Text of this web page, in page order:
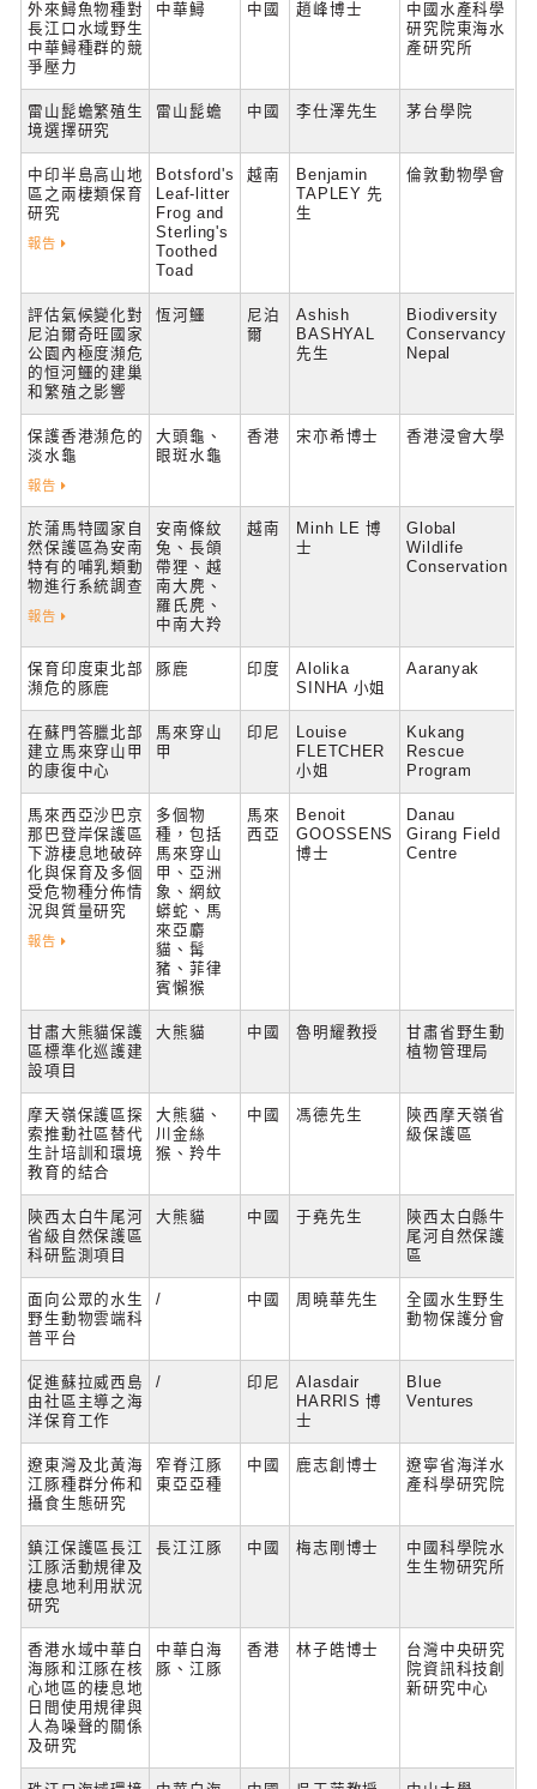
外來鱘魚物種對
長江口水域野生
中華鱘種群的競
爭壓力
中華鱘 中國 趙峰博士
中國水產科學
研究院東海水
產研究所
雷山髭蟾繁殖生
境選擇研究
雷山髭蟾 中國 李仕澤先生 茅台學院
中印半島高山地
區之兩棲類保育
研究
報告
Botsford's
Leaf-litter
Frog and
Sterling's
Toothed
Toad
越南
Benjamin
TAPLEY 先
生
倫敦動物學會
評估氣候變化對
尼泊爾奇旺國家
公園內極度瀕危
的恒河鱷的建巢
和繁殖之影響
恆河鱷
尼泊
爾
Ashish
BASHYAL
先生
Biodiversity
Conservancy
Nepal
保護香港瀕危的
淡水龜
報告
大頭龜、
眼斑水龜
香港 宋亦希博士 香港浸會大學
於蒲馬特國家自
然保護區為安南
特有的哺乳類動
物進行系統調查
報告
安南條紋
兔、長頜
帶狸、越
南大麂、
羅氏麂、
中南大羚
越南
Minh LE 博
士
Global
Wildlife
Conservation
保育印度東北部
瀕危的豚鹿
豚鹿 印度
Alolika
SINHA 小姐
Aaranyak
在蘇門答臘北部
建立馬來穿山甲
的康復中心
馬來穿山
甲
印尼
Louise
FLETCHER
小姐
Kukang
Rescue
Program
馬來西亞沙巴京
那巴登岸保護區
下游棲息地破碎
化與保育及多個
受危物種分佈情
況與質量研究
報告
多個物
種，包括
馬來穿山
甲、亞洲
象、網紋
蟒蛇、馬
來亞麝
貓、髯
豬、菲律
賓懶猴
馬來
西亞
Benoit
GOOSSENS
博士
Danau
Girang Field
Centre
甘肅大熊貓保護
區標準化巡護建
設項目
大熊貓 中國 魯明耀教授
甘肅省野生動
植物管理局
摩天嶺保護區探
索推動社區替代
生計培訓和環境
教育的結合
大熊貓、
川金絲
猴、羚牛
中國 馮德先生
陝西摩天嶺省
級保護區
陝西太白牛尾河
省級自然保護區
科研監測項目
大熊貓 中國 于堯先生
陝西太白縣牛
尾河自然保護
區
面向公眾的水生
野生動物雲端科
普平台
/ 中國 周曉華先生
全國水生野生
動物保護分會
促進蘇拉威西島
由社區主導之海
洋保育工作
/ 印尼
Alasdair
HARRIS 博
士
Blue
Ventures
遼東灣及北黃海
江豚種群分佈和
攝食生態研究
窄脊江豚
東亞亞種
中國 鹿志創博士
遼寧省海洋水
產科學研究院
鎮江保護區長江
江豚活動規律及
棲息地利用狀況
研究
長江江豚 中國 梅志剛博士
中國科學院水
生生物研究所
香港水域中華白
海豚和江豚在核
心地區的棲息地
日間使用規律與
人為噪聲的關係
及研究
中華白海
豚、江豚
香港 林子皓博士
台灣中央研究
院資訊科技創
新研究中心